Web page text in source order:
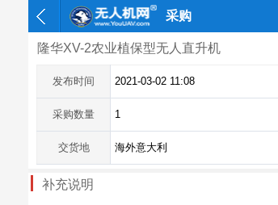
采购
隆华XV-2农业植保型无人直升机
发布时间 2021-03-02 11:08
采购数量 1
交货地 海外意大利
补充说明